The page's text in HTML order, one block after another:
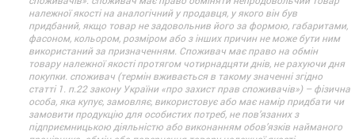
належної якості на аналогічний у продавця, у якого він був
придбаний, якщо товар не задовольнив його за формою, габаритами,
фасоном, кольором, розміром або з інших причин не може бути ним
використаний за призначенням. Споживач має право на обмін
товару належної якості протягом чотирнадцяти днів, не рахуючи дня
покупки. споживач (термін вживається в такому значенні згідно
статті 1. п.22 закону України «про захист прав споживачів») – фізична
особа, яка купує, замовляє, використовує або має намір придбати чи
замовити продукцію для особистих потреб, не пов’язаних з
підприємницькою діяльністю або виконанням обов’язків найманого